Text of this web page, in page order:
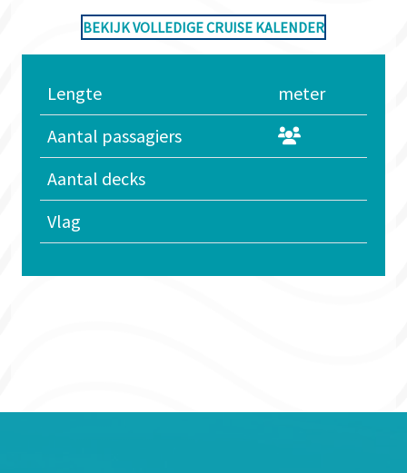
BEKIJK VOLLEDIGE CRUISE KALENDER
Lengte
meter
Aantal passagiers
Aantal decks
Vlag